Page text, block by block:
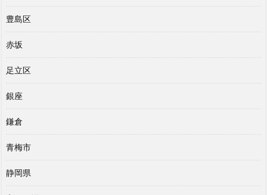
豊島区
赤坂
足立区
銀座
鎌倉
青梅市
静岡県